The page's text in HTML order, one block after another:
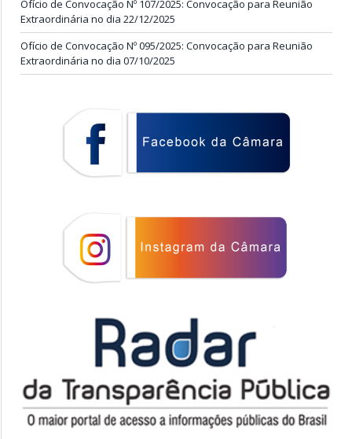
Ofício de Convocação Nº 107/2025: Convocação para Reunião
Extraordinária no dia 22/12/2025
Ofício de Convocação Nº 095/2025: Convocação para Reunião
Extraordinária no dia 07/10/2025